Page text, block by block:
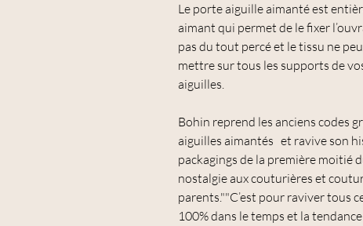
Le porte aiguille aimanté est
aimant qui permet de le fixer
pas du tout percé et le tissu ne
mettre sur tous les supports de
aiguilles.
Bohin reprend les anciens codes
aiguilles aimantés et ravive son
packagings de la première moitié
nostalgie aux couturières et
parents.""C’est pour raviver tous
100% dans le temps et la